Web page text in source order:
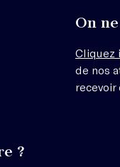
On
Cliquez
de nos
recevoir
?